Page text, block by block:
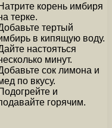
корень имбиря
терке.
тертый
в кипящую воду.
настояться
минут.
сок лимона и
по вкусу.
и
горячим.